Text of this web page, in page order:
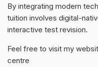
Вy integrating modern
tuition involves digital-
interactive test revision.
Feel free tο visit mу
centre